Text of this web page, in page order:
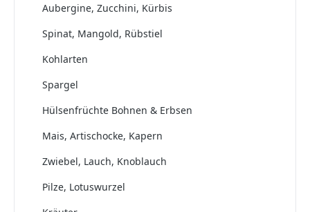
Aubergine, Zucchini, Kürbis
Spinat, Mangold, Rübstiel
Kohlarten
Spargel
Hülsenfrüchte Bohnen & Erbsen
Mais, Artischocke, Kapern
Zwiebel, Lauch, Knoblauch
Pilze, Lotuswurzel